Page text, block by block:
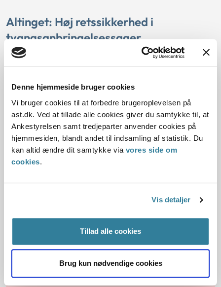
Denne hjemmeside bruger cookies
Vi bruger cookies til at forbedre brugeroplevelsen på
ast.dk. Ved at tillade alle cookies giver du samtykke til, at
Ankestyrelsen samt tredjeparter anvender cookies på
hjemmesiden, blandt andet til indsamling af statistik. Du
kan altid ændre dit samtykke via vores side om
cookies.
Vis detaljer
Tillad alle cookies
Brug kun nødvendige cookies
Altinget: Høj retssikkerhed i
tvangsanbringelsessager
Nogle medier har stillet spørgsmål til Ankestyrelsens
og mener, at vi ikke varetager forældrenes retssikkerhed
tilstrækkeligt i vores sagsbehandling. Vicedirektør Merete
Pantmann svarer på kritikken i et indlæg i Altinget, hvor
hun fortæller om det omfattende klagesystem, der er på
området.
Læs indlægget
Principmeddelelser